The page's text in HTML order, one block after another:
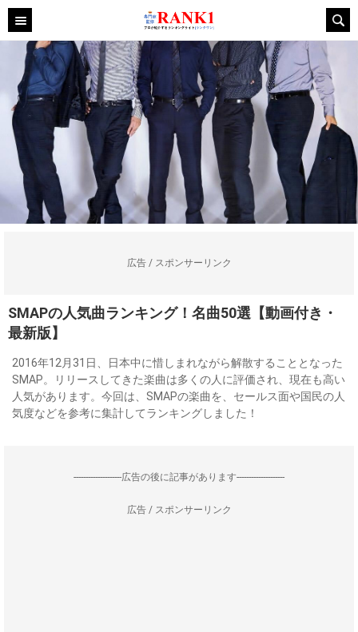
広告 / スポンサーリンク
SMAPの人気曲ランキング！名曲50選【動画付き・
最新版】
2016年12月31日、日本中に惜しまれながら解散することとなった
SMAP。リリースしてきた楽曲は多くの人に評価され、現在も高い
人気があります。今回は、SMAPの楽曲を、セールス面や国民の人
気度などを参考に集計してランキングしました！
--------------------広告の後に記事があります--------------------
広告 / スポンサーリンク